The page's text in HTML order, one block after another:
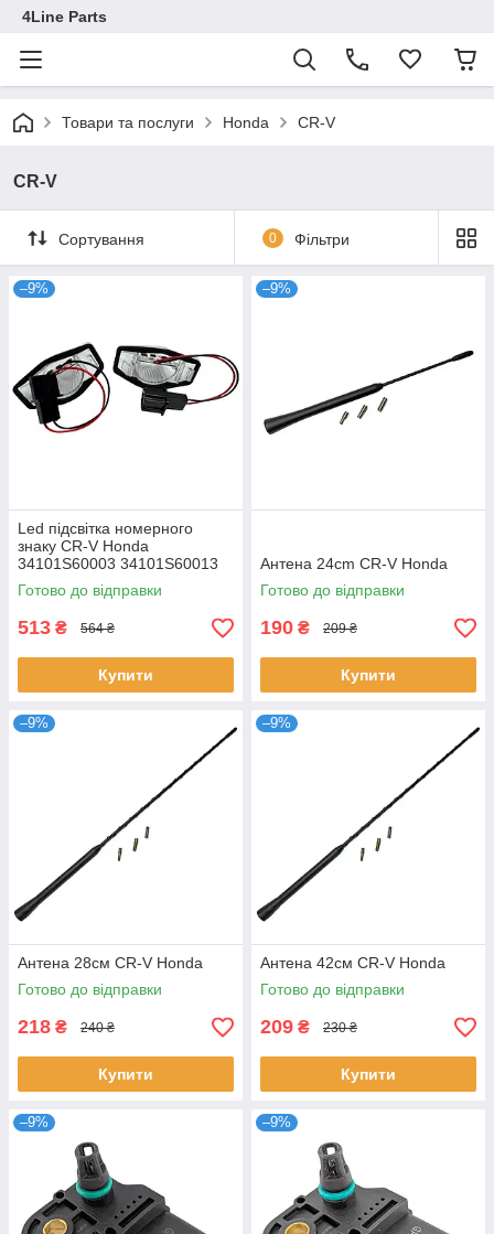
4Line Parts
Товари та послуги Honda CR-V
CR-V
Сортування 0 Фільтри
–9%
Led підсвітка номерного
знаку CR-V Honda
34101S60003 34101S60013
Готово до відправки
513 ₴ 564 ₴
Купити
–9%
Антена 24cm CR-V Honda
Готово до відправки
190 ₴ 209 ₴
Купити
–9%
Антена 28см CR-V Honda
Готово до відправки
218 ₴ 240 ₴
Купити
–9%
Антена 42см CR-V Honda
Готово до відправки
209 ₴ 230 ₴
Купити
–9% –9%